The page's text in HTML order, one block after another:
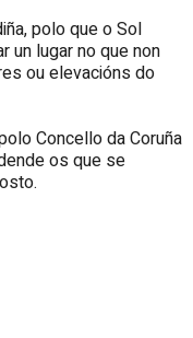
polo que o Sol
un lugar no que non
ou elevacións do
Concello da Coruña
os que se